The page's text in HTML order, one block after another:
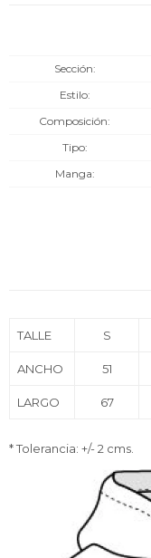
Sección
Estilo
Composición
Tipo
Manga
TALLE S
ANCHO 51
LARGO 67
* Tolerancia: +/- 2 cms.